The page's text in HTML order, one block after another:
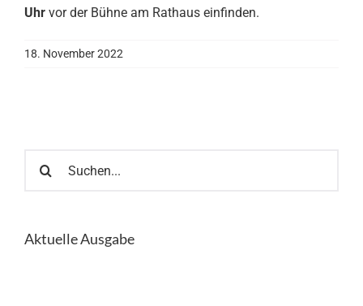
Uhr vor der Bühne am Rathaus einfinden.
18. November 2022
nach:
Aktuelle Ausgabe